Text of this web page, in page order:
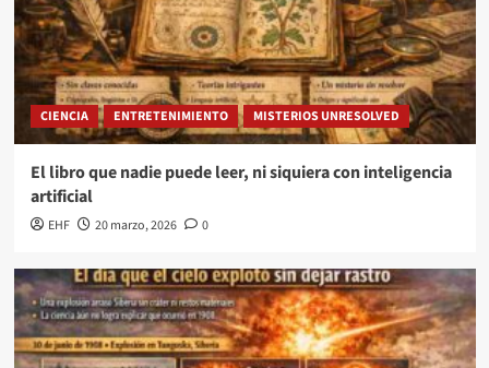
CIENCIA ENTRETENIMIENTO MISTERIOS UNRESOLVED
El libro que nadie puede leer, ni siquiera con inteligencia
artificial
EHF 20 marzo, 2026 0